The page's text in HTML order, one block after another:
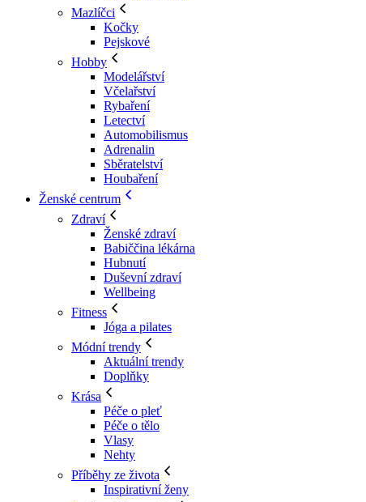
Mazlíčci
Kočky
Pejskové
Hobby
Modelářství
Včelařství
Rybaření
Letectví
Automobilismus
Adrenalin
Sběratelství
Houbaření
Ženské centrum
Zdraví
Ženské zdraví
Babiččina lékárna
Hubnutí
Duševní zdraví
Wellbeing
Fitness
Jóga a pilates
Módní trendy
Aktuální trendy
Doplňky
Krása
Péče o pleť
Péče o tělo
Vlasy
Nehty
Příběhy ze života
Inspirativní ženy